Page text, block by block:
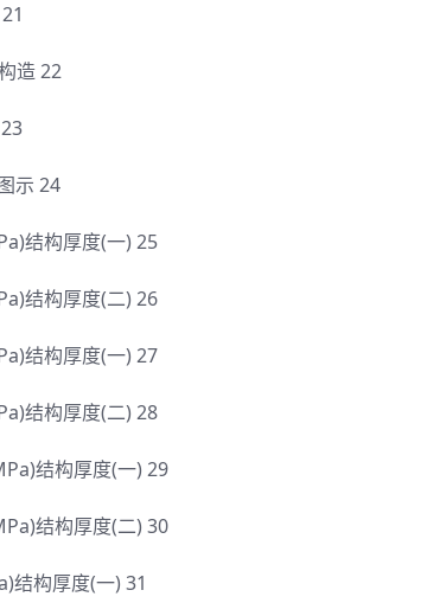
造 22
示 24
结构厚度(一) 25
结构厚度(二) 26
结构厚度(一) 27
结构厚度(二) 28
结构厚度(一) 29
结构厚度(二) 30
结构厚度(一) 31